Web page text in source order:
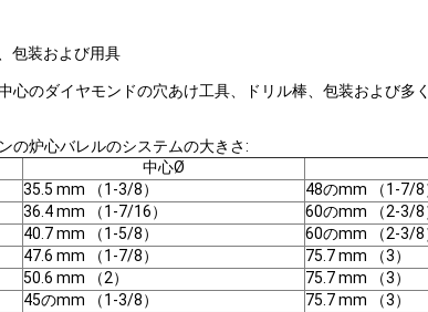
包装および用具
心のダイヤモンドの穴あけ工具、ドリル棒、包装および多
の炉心バレルのシステムの大きさ:
中心Ø
35.5 mm （1-3/8）
48のmm （1-7/8
36.4 mm （1-7/16）
60のmm （2-3/8
40.7 mm （1-5/8）
60のmm （2-3/8
47.6 mm （1-7/8）
75.7 mm （3）
50.6 mm （2）
75.7 mm （3）
45のmm （1-3/8）
75.7 mm （3）